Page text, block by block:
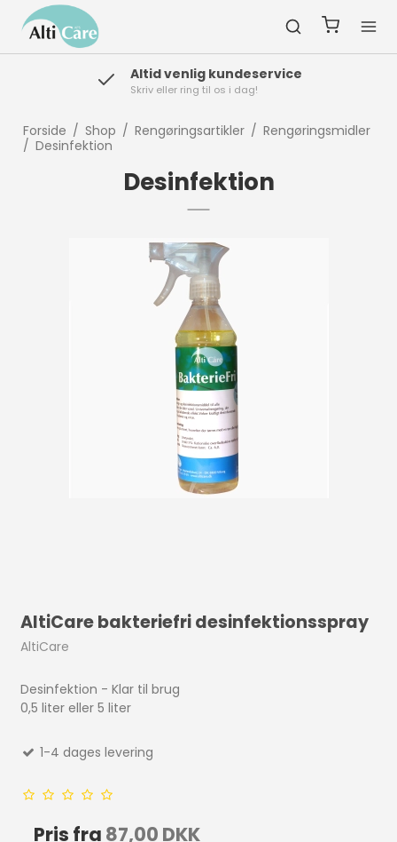
Altid venlig kundeservice
Skriv eller ring til os i dag!
Forside / Shop / Rengøringsartikler / Rengøringsmidler
/ Desinfektion
Desinfektion
AltiCare bakteriefri desinfektionsspray
AltiCare
Desinfektion - Klar til brug
0,5 liter eller 5 liter
1-4 dages levering
Pris fra 87,00 DKK